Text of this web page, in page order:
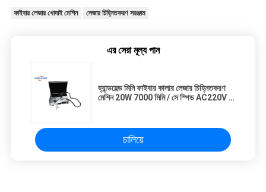
ফাইবার লেজার খোদাই মেশিন লেজার চিহ্নিতকরণ সরঞ্জাম
এর সেরা মূল্য পান
হ্যান্ডহেল্ড মিনি ফাইবার কালার লেজার চিহ্নিতকরণ
মেশিন 20W 7000 মিমি / সে স্পিড AC220V /
চালিয়ে